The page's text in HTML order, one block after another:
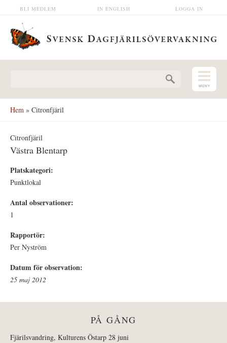
Hoppa till huvudinnehåll LOGGA IN
IN ENGLISH
BLI MEDLEM
Hem » Citronfjäril
Citronfjäril
Västra Blentarp
Platskategori:
Punktlokal
Antal observationer:
1
Rapportör:
Per Nyström
Datum för observation:
25 maj 2012
PÅ GÅNG
Fjärilsvandring, Kulturens Östarp 28 juni